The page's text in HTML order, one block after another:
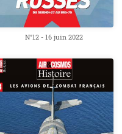
N°12 - 16 juin 2022